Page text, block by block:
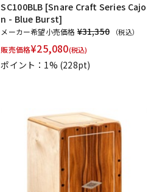
SC100BLB [Snare Craft Series Cajo
n - Blue Burst]
メーカー希望小売価格 ¥31,350 （税込）
販売価格¥25,080(税込)
ポイント：1% (228pt)